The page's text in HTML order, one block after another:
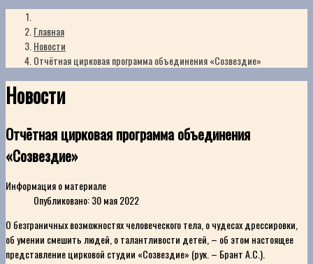
Главная
Новости
Отчётная цирковая программа объединения «Созвездие»
Новости
Отчётная цирковая программа объединения
«Созвездие»
Информация о материале
Опубликовано: 30 мая 2022
О безграничных возможностях человеческого тела, о чудесах дрессировки,
об умении смешить людей, о талантливости детей, – об этом настоящее
представление цирковой студии «Созвездие» (рук. – Брант А.С.).